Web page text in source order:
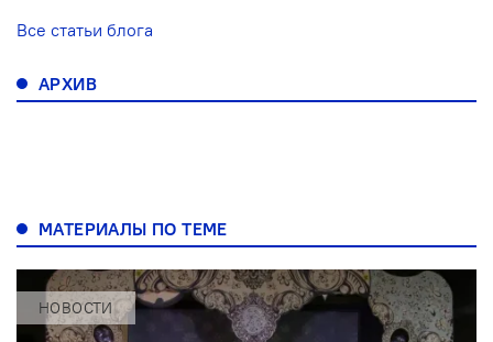
Все статьи блога
АРХИВ
МАТЕРИАЛЫ ПО ТЕМЕ
НОВОСТИ